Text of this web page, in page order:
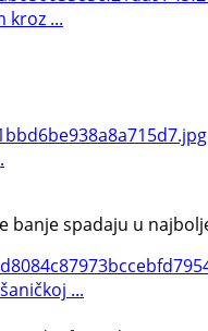
kroz ...
spadaju u
...